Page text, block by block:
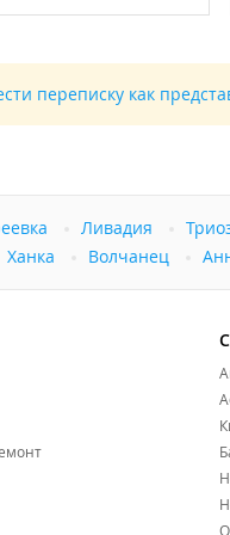
переписку как
Ливадия
Ханка Волчанец